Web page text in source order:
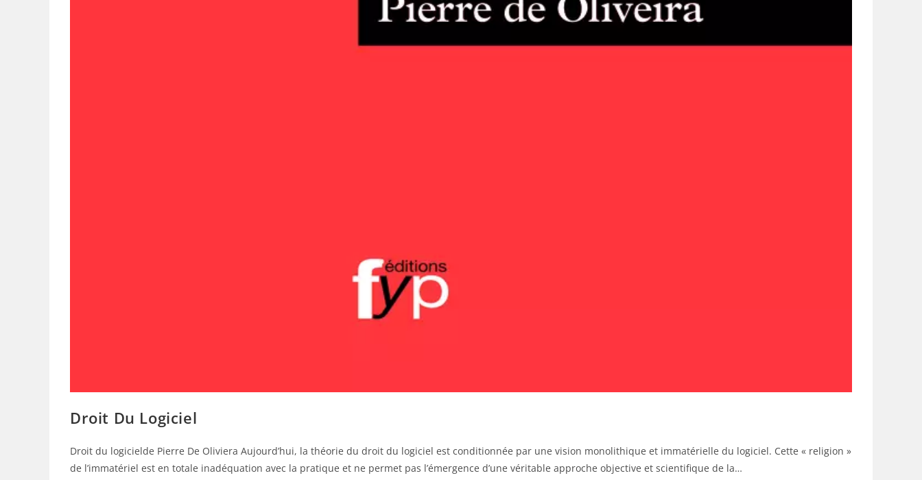
Droit Du Logiciel
Droit du logicielde Pierre De Oliviera Aujourd’hui, la théorie du droit du logiciel est conditionnée par une vision monolithique et immatérielle du logiciel. Cette « religion »
de l’immatériel est en totale inadéquation avec la pratique et ne permet pas l’émergence d’une véritable approche objective et scientifique de la…